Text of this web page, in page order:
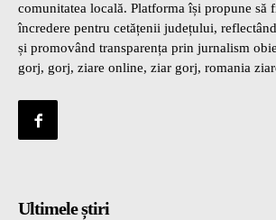
comunitatea locală. Platforma își propune să
încredere pentru cetățenii județului,
și promovând transparența prin jurnalism
gorj, gorj, ziare online, ziar gorj, romania
Ultimele știri